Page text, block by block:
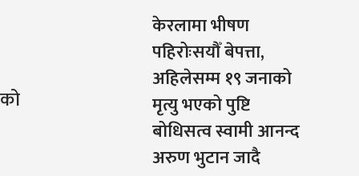
केरलामा भीषण
पहिरोःसयौँ बेपत्ता,
अहिलेसम्म १९ जनाको
मृत्यु भएको पुष्टि
बोधिसत्व स्वामी आनन्द
अरुण भुटान जादै